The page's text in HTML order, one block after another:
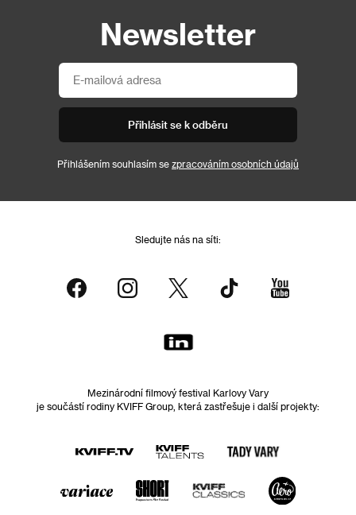
Newsletter
Přihlásit se k odběru
Přihlášením souhlasím se zpracováním osobních údajů
Sledujte nás na síti:
Mezinárodní filmový festival Karlovy Vary
je součástí rodiny KVIFF Group, která zastřešuje i další projekty: